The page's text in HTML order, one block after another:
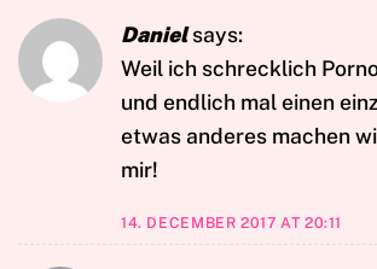
Daniel says:
Weil ich schrecklich
und endlich mal einen
etwas anderes machen
mir!
14. DECEMBER 2017 AT 20:11